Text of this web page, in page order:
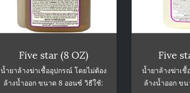
Five star (8 OZ)
น้ำยาล้างฆ่าเชื้ออุปกรณ์ โดยไม่ต้อง
ล้างน้ำออก ขนาด 8 ออนซ์ วิธีใช้:
Five
น้ำยาล้างฆ่าเชื้
ล้างน้ำออก ข